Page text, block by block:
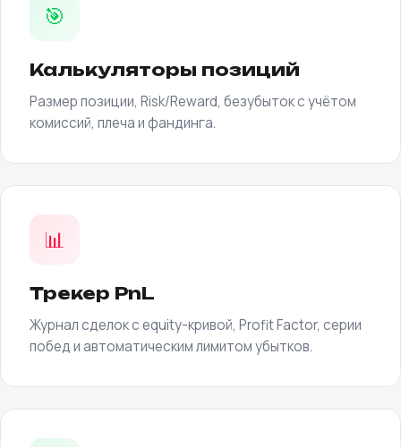
🎯
Калькуляторы позиций
Размер позиции, Risk/Reward, безубыток с учётом
комиссий, плеча и фандинга.
📊
Трекер PnL
Журнал сделок с equity-кривой, Profit Factor, серии
побед и автоматическим лимитом убытков.